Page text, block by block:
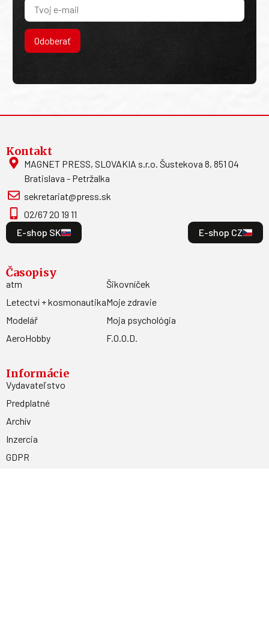
Odoberať
Kontakt
MAGNET PRESS, SLOVAKIA s.r.o. Šustekova 8, 851 04
Bratislava - Petržalka
sekretariat@press.sk
02/67 20 19 11
E-shop SK
E-shop CZ
Časopisy
atm
Letectví + kosmonautika
Modelář
AeroHobby
Šikovníček
Moje zdravie
Moja psychológia
F.O.O.D.
Informácie
Vydavateľstvo
Predplatné
Archív
Inzercia
GDPR